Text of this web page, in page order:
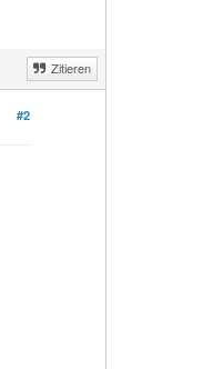
Zitieren
#2